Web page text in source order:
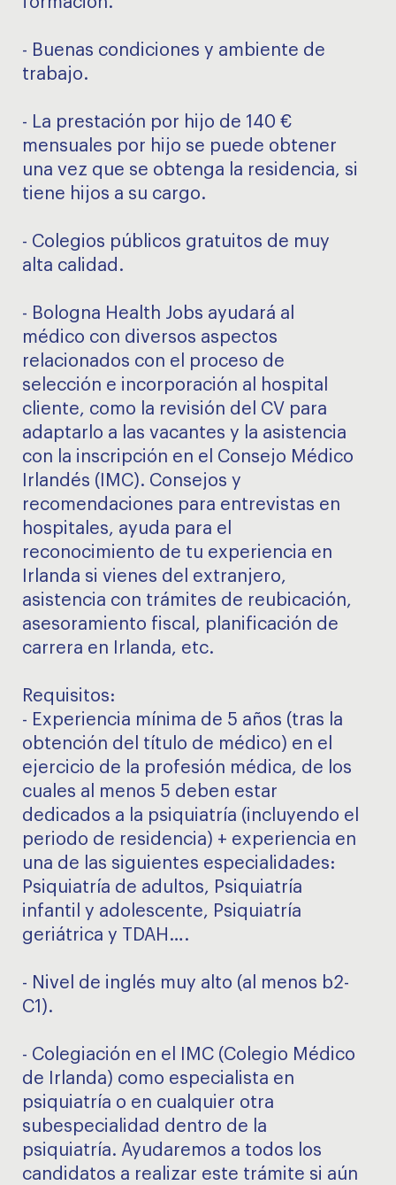
- Buenas condiciones y ambiente de
trabajo.
- La prestación por hijo de 140 €
mensuales por hijo se puede obtener
una vez que se obtenga la residencia, si
tiene hijos a su cargo.
- Colegios públicos gratuitos de muy
alta calidad.
- Bologna Health Jobs ayudará al
médico con diversos aspectos
relacionados con el proceso de
selección e incorporación al hospital
cliente, como la revisión del CV para
adaptarlo a las vacantes y la asistencia
con la inscripción en el Consejo Médico
Irlandés (IMC). Consejos y
recomendaciones para entrevistas en
hospitales, ayuda para el
reconocimiento de tu experiencia en
Irlanda si vienes del extranjero,
asistencia con trámites de reubicación,
asesoramiento fiscal, planificación de
carrera en Irlanda, etc.
Requisitos:
- Experiencia mínima de 5 años (tras la
obtención del título de médico) en el
ejercicio de la profesión médica, de los
cuales al menos 5 deben estar
dedicados a la psiquiatría (incluyendo el
periodo de residencia) + experiencia en
una de las siguientes especialidades:
Psiquiatría de adultos, Psiquiatría
infantil y adolescente, Psiquiatría
geriátrica y TDAH….
- Nivel de inglés muy alto (al menos b2-
C1).
- Colegiación en el IMC (Colegio Médico
de Irlanda) como especialista en
psiquiatría o en cualquier otra
subespecialidad dentro de la
psiquiatría. Ayudaremos a todos los
candidatos a realizar este trámite si aún